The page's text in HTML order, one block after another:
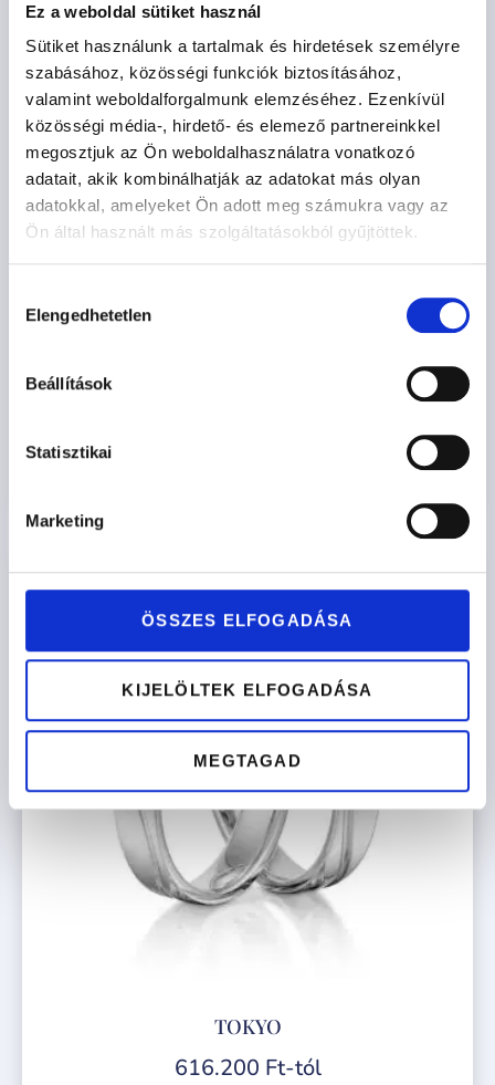
Ez a weboldal sütiket használ
Sütiket használunk a tartalmak és hirdetések személyre
szabásához, közösségi funkciók biztosításához,
valamint weboldalforgalmunk elemzéséhez. Ezenkívül
közösségi média-, hirdető- és elemező partnereinkkel
megosztjuk az Ön weboldalhasználatra vonatkozó
adatait, akik kombinálhatják az adatokat más olyan
adatokkal, amelyeket Ön adott meg számukra vagy az
Ön által használt más szolgáltatásokból gyűjtöttek.
kiválasztása
Elengedhetetlen
Beállítások
Statisztikai
Marketing
ÖSSZES ELFOGADÁSA
KIJELÖLTEK ELFOGADÁSA
MEGTAGAD
TOKYO
616.200 Ft-tól